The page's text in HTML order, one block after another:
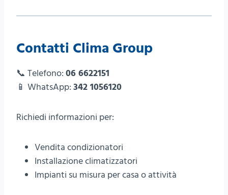
Contatti Clima Group
📞 Telefono: 06 6622151
📱 WhatsApp: 342 1056120
Richiedi informazioni per:
Vendita condizionatori
Installazione climatizzatori
Impianti su misura per casa o attività